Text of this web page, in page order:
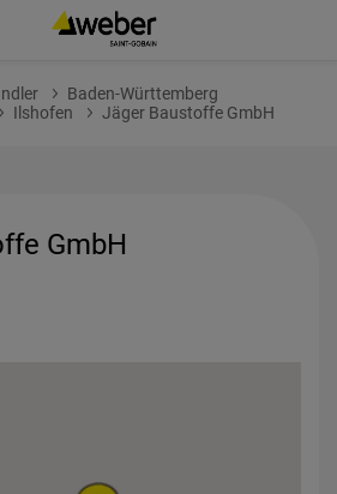
Baden-Württemberg
Ilshofen Jäger Baustoffe GmbH
GmbH